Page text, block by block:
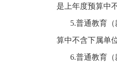
是上年度预算中
5.普通教育
算中不含下属单
6.普通教育